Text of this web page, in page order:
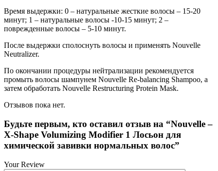
Время выдержки: 0 – натуральные жесткие волосы – 15-20
минут; 1 – натуральные волосы -10-15 минут; 2 –
поврежденные волосы – 5-10 минут.
После выдержки сполоснуть волосы и применять Nouvelle
Neutralizer.
По окончании процедуры нейтрализации рекомендуется
промыть волосы шампунем Nouvelle Re-balancing Shampoo, а
затем обработать Nouvelle Restructuring Protein Mask.
Отзывов пока нет.
Будьте первым, кто оставил отзыв на “Nouvelle –
X-Shape Volumizing Modifier 1 Лосьон для
химической завивки нормальных волос”
Your Review